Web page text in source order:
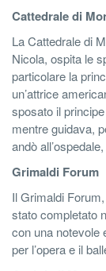
Cattedrale di
La Cattedrale di
Nicola, ospita le
particolare la
un’attrice
sposato il
mentre guidava,
andò
Grimaldi Forum
Il Grimaldi
stato completato
con una notevole
per l’opera e il